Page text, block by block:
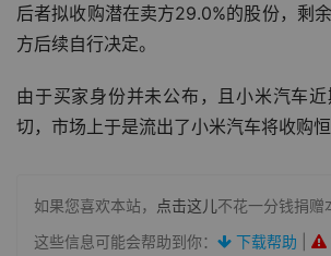
后者拟收购潜在卖方29.0%的股份，剩
方后续自行决定。
由于买家身份并未公布，且小米汽车
切，市场上于是流出了小米汽车将收购恒
如果您喜欢本站， 点击这儿不花一分钱捐赠
这些信息可能会帮助到你：
下载帮助